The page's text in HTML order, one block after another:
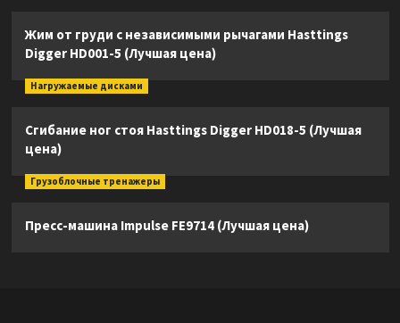
Жим от груди с независимыми рычагами Hasttings
Digger HD001-5 (Лучшая цена)
Нагружаемые дисками
Сгибание ног стоя Hasttings Digger HD018-5 (Лучшая
цена)
Грузоблочные тренажеры
Пресс-машина Impulse FE9714 (Лучшая цена)